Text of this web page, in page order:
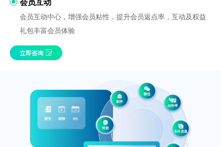
会员互动中心，增强会员粘性，提升会员返点率，互动及权益
礼包丰富会员体验
立即咨询